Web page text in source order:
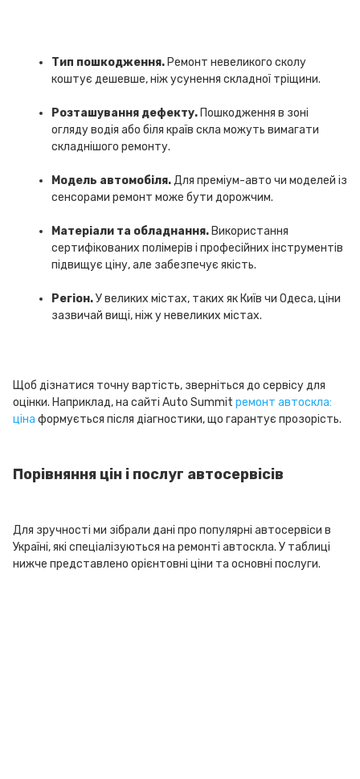
Тип пошкодження. Ремонт невеликого сколу
коштує дешевше, ніж усунення складної тріщини.
Розташування дефекту. Пошкодження в зоні
огляду водія або біля країв скла можуть вимагати
складнішого ремонту.
Модель автомобіля.Для преміум-авто чи моделей із
сенсорами ремонт може бути дорожчим.
Матеріали та обладнання. Використання
сертифікованих полімерів і професійних інструментів
підвищує ціну, але забезпечує якість.
Регіон.У великих містах, таких як Київ чи Одеса, ціни
зазвичай вищі, ніж у невеликих містах.
Щоб дізнатися точну вартість, зверніться до сервісу для
оцінки. Наприклад, на сайті Auto Summit ремонт автоскла:
ціна формується після діагностики, що гарантує прозорість.
Порівняння цін і послуг автосервісів
Для зручності ми зібрали дані про популярні автосервіси в
Україні, які спеціалізуються на ремонті автоскла. У таблиці
нижче представлено орієнтовні ціни та основні послуги.